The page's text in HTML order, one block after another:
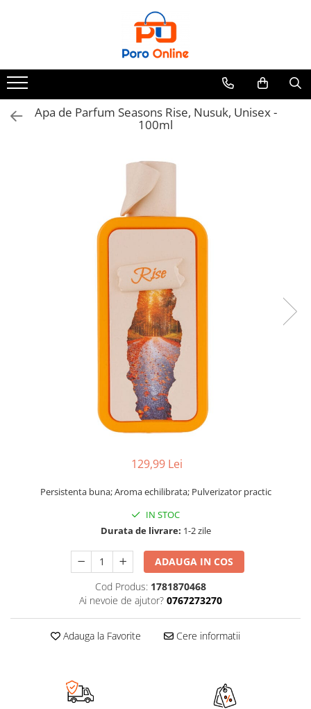
Clone
Parfum Barbati
Parfum Femei
Apa de Parfum Seasons Rise, Nusuk, Unisex -
100ml
129,99 Lei
Persistenta buna; Aroma echilibrata; Pulverizator practic
IN STOC
Durata de livrare: 1-2 zile
ADAUGA IN COS
Cod Produs: 1781870468
Ai nevoie de ajutor? 0767273270
Adauga la Favorite Cere informatii